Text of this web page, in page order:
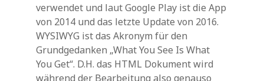
verwendet und laut Google Play ist die App
von 2014 und das letzte Update von 2016.
WYSIWYG ist das Akronym für den
Grundgedanken „What You See Is What
You Get“. D.H. das HTML Dokument wird
während der Bearbeitung also genauso